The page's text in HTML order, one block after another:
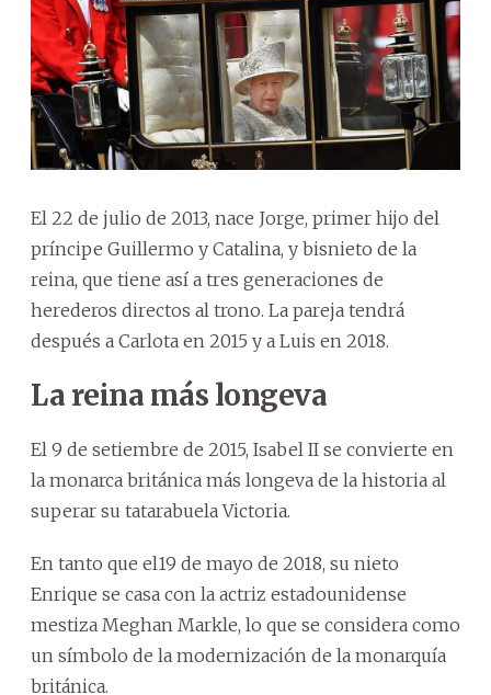
El 22 de julio de 2013, nace Jorge, primer hijo del
príncipe Guillermo y Catalina, y bisnieto de la
reina, que tiene así a tres generaciones de
herederos directos al trono. La pareja tendrá
después a Carlota en 2015 y a Luis en 2018.
La reina más longeva
El 9 de setiembre de 2015, Isabel II se convierte en
la monarca británica más longeva de la historia al
superar su tatarabuela Victoria.
En tanto que el19 de mayo de 2018, su nieto
Enrique se casa con la actriz estadounidense
mestiza Meghan Markle, lo que se considera como
un símbolo de la modernización de la monarquía
británica.